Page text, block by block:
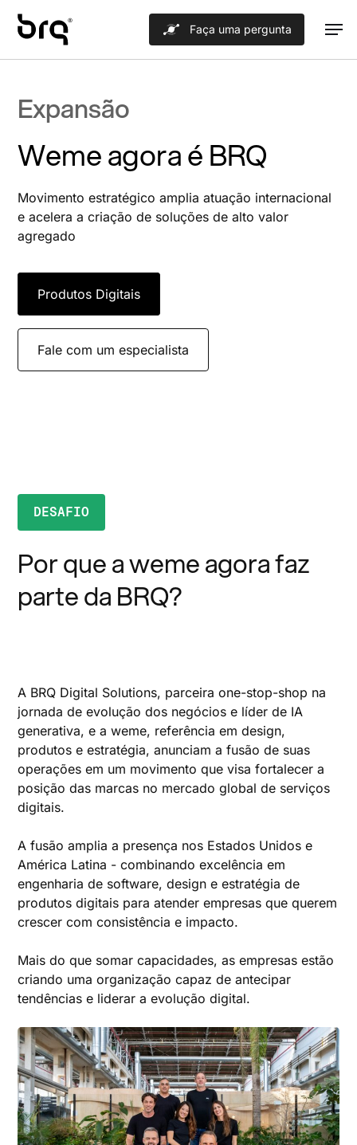
Faça uma pergunta
Expansão
Weme agora é BRQ
Movimento estratégico amplia atuação internacional
e acelera a criação de soluções de alto valor
agregado
Produtos Digitais
Fale com um especialista
DESAFIO
Por que a weme agora faz
parte da BRQ?
A BRQ Digital Solutions, parceira one-stop-shop na
jornada de evolução dos negócios e líder de IA
generativa, e a weme, referência em design,
produtos e estratégia, anunciam a fusão de suas
operações em um movimento que visa fortalecer a
posição das marcas no mercado global de serviços
digitais.
A fusão amplia a presença nos Estados Unidos e
América Latina - combinando excelência em
engenharia de software, design e estratégia de
produtos digitais para atender empresas que querem
crescer com consistência e impacto.
Mais do que somar capacidades, as empresas estão
criando uma organização capaz de antecipar
tendências e liderar a evolução digital.